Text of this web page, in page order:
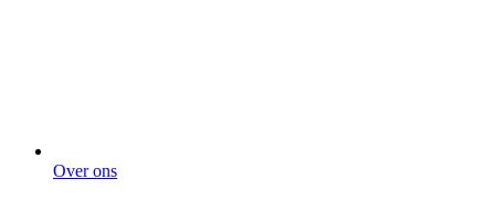
Over ons